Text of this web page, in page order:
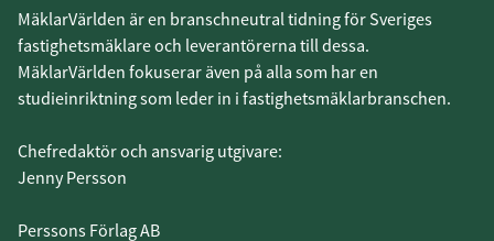
MäklarVärlden är en branschneutral tidning för Sveriges
fastighetsmäklare och leverantörerna till dessa.
MäklarVärlden fokuserar även på alla som har en
studieinriktning som leder in i fastighetsmäklarbranschen.
Chefredaktör och ansvarig utgivare:
Jenny Persson
Perssons Förlag AB